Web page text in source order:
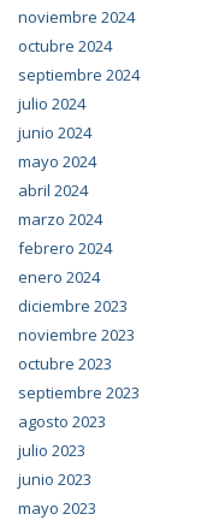
noviembre 2024
octubre 2024
septiembre 2024
julio 2024
junio 2024
mayo 2024
abril 2024
marzo 2024
febrero 2024
enero 2024
diciembre 2023
noviembre 2023
octubre 2023
septiembre 2023
agosto 2023
julio 2023
junio 2023
mayo 2023